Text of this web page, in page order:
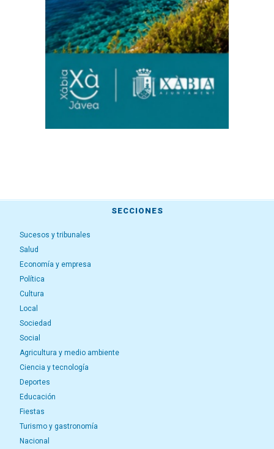
SECCIONES
Sucesos y tribunales
Salud
Economía y empresa
Política
Cultura
Local
Sociedad
Social
Agricultura y medio ambiente
Ciencia y tecnología
Deportes
Educación
Fiestas
Turismo y gastronomía
Nacional